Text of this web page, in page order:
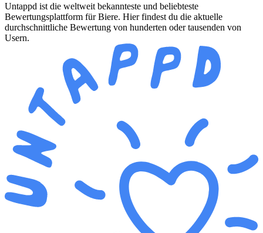
Untappd ist die weltweit bekannteste und beliebteste
Bewertungsplattform für Biere. Hier findest du die aktuelle
durchschnittliche Bewertung von hunderten oder tausenden von
Usern.